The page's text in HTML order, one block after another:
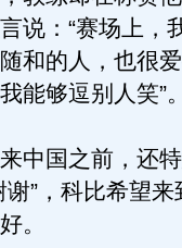
说：“赛场上，
和的人，也很
能够逗别人笑”。
国之前，还特
谢”，科比希望
。